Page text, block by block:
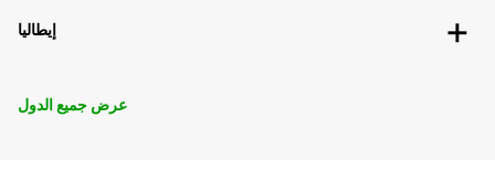
إيطاليا
عرض جميع الدول